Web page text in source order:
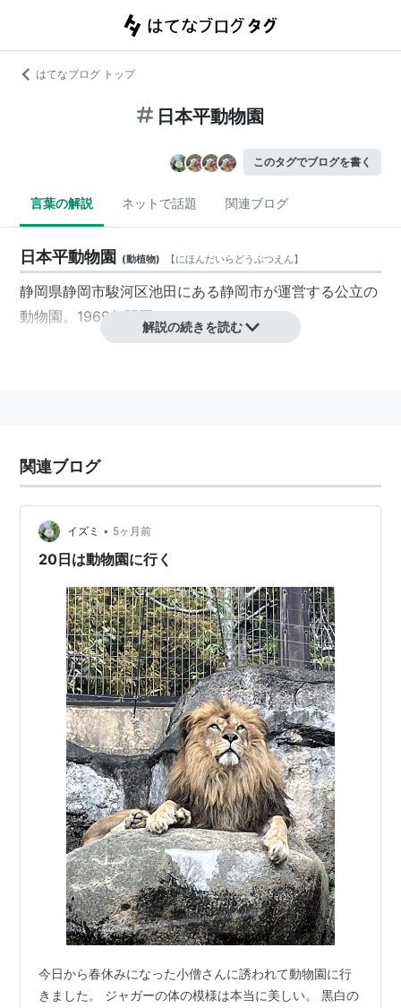
はてなブログ トップ
日本平動物園
このタグでブログを書く
言葉の解説 ネットで話題 関連ブログ
日本平動物園 (動植物) 【にほんだいらどうぶつえん】
静岡県静岡市駿河区池田にある静岡市が運営する公立の
動物園。1969年開園。
解説の続きを読む
関連ブログ
イズミ • 5ヶ月前
20日は動物園に行く
今日から春休みになった小僧さんに誘われて動物園に行
きました。 ジャガーの体の模様は本当に美しい。 黒白の